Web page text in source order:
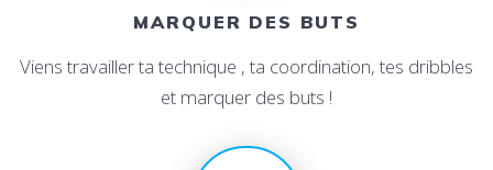
MARQUER DES BUTS
Viens travailler ta technique , ta coordination, tes dribbles
et marquer des buts !